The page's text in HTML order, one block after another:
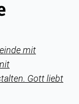
mit
Gott liebt